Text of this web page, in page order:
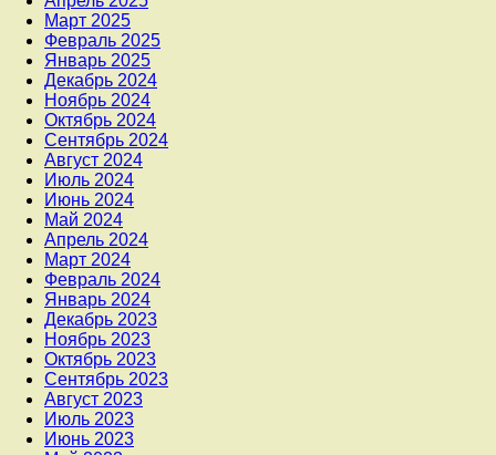
Март 2025
Февраль 2025
Январь 2025
Декабрь 2024
Ноябрь 2024
Октябрь 2024
Сентябрь 2024
Август 2024
Июль 2024
Июнь 2024
Май 2024
Апрель 2024
Март 2024
Февраль 2024
Январь 2024
Декабрь 2023
Ноябрь 2023
Октябрь 2023
Сентябрь 2023
Август 2023
Июль 2023
Июнь 2023